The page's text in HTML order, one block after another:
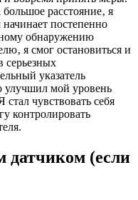
расстояние‚ я
начинает постепенно
обнаружению
я смог остановиться и
серьезных
указатель
улучшил мой уровень
чувствовать себя
контролировать
датчиком (если